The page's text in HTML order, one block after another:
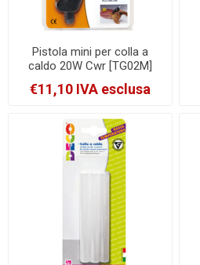
Pistola mini per colla a
caldo 20W Cwr [TG02M]
€11,10 IVA esclusa